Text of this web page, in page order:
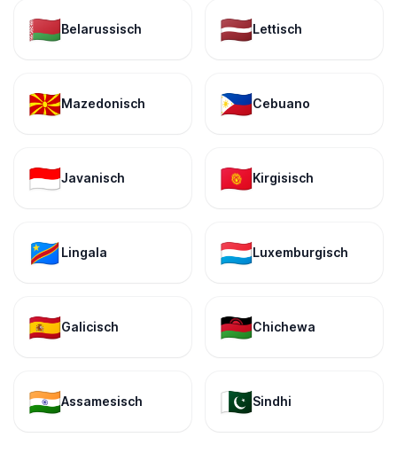
🇧🇾Belarussisch 🇱🇻Lettisch
🇲🇰Mazedonisch 🇵🇭Cebuano
🇮🇩Javanisch 🇰🇬Kirgisisch
🇨🇩Lingala 🇱🇺Luxemburgisch
🇪🇸Galicisch 🇲🇼Chichewa
🇮🇳Assamesisch 🇵🇰Sindhi